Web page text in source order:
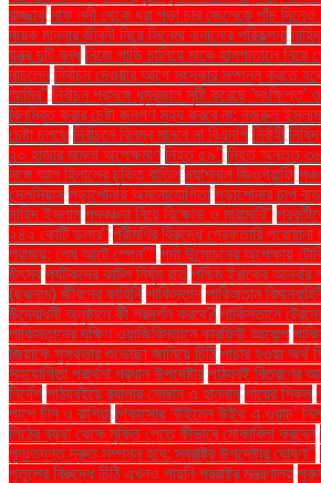
রাজ্জাক নাফ নদী থেকে ধরা পড়া চার জেলেকে পাঁচ
নায়ক মান্নার জীবনী নিয়ে সিনেমা বানানোর পরিকল্পনা
যন্ত্র দুটি বন্ধ নিজে গাড়ি চালিয়ে মাকে হাসপাতালে নিয়ে
নাচলেন নির্বাচন দেওয়ার আগে সংস্কার সম্পন্ন করতে
আমির" নির্বাচন প্রসঙ্গে ধূম্রজাল সৃষ্টি করেছে
বিলম্বিত করার চেষ্টা জনগণ সহ্য করবে না: নজরুল
চেষ্টা চলছে নির্বাচনে বিলম্ব মানবে না বিএনপি নির্বাহী
২০ হাজার মামলা অপেক্ষমাণ নিহত ৫৯" নিহত অন্তত ৩৬
সঙ্গে আল হিলালের চুক্তি বাতিল ন্যাশনাল জিওগ্রাফি
সেলসিয়াস পড়াশোনায় অমনোযোগিতা পড়াশোনার চাপ
নাহিদ ইসলাম পদবঞ্চনা নিয়ে বিক্ষোভ ও মারামারি"
২৪২ কোটি ডলার" পরীমণির বিরুদ্ধে গ্রেফতারি পরোয়ানা
পরাজয়; শেষ আটে স্পেন"" পর্দা উন্মোচনের অপেক্ষায়
উৎসব পর্যটকদের কাটল নির্ঘুম রাত পশ্চিম ইরাকের আনবার
(ছদ্মনাম) জীবনের কাহিনি পাকিস্তান পাকিস্তান
উদ্বোধনী অনুষ্ঠানে কী প্রদর্শন করবে? পাকিস্তানে
পাকিস্তানের দক্ষিণ ওয়াজিরিস্তানে কারফিউ আরোপ
জিয়াকে সুস্থতার শুভেচ্ছা জানিয়ে চিঠি পাচার হওয়া অর্থ
সহযোগিতা প্রার্থনা প্রধান উপদেষ্টার পাঠ্যবই বিতরণের
নির্দেশ পাঠ্যবইয়ে র‍্যাপার সেজান ও হান্নান পায়ের শিকল
পাশে চীন ও রাশিয়া পিকাসোর ‘উইমেন উইথ এ ওয়াচ’
পিঠের ব্যথা থেকে মুক্তি পেতে কীভাবে মোকাবিলা করবেন
পুনঃতদন্ত দ্রুত সম্পন্ন হবে: স্বরাষ্ট্র উপদেষ্টার ঘোষণা"
পুতুলের বিরুদ্ধে চিঠি এখনও পায়নি পররাষ্ট্র মন্ত্রণালয়